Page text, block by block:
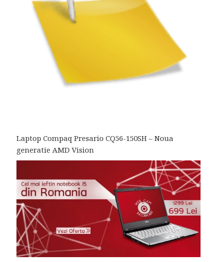
Laptop Compaq Presario CQ56-150SH – Noua
generatie AMD Vision